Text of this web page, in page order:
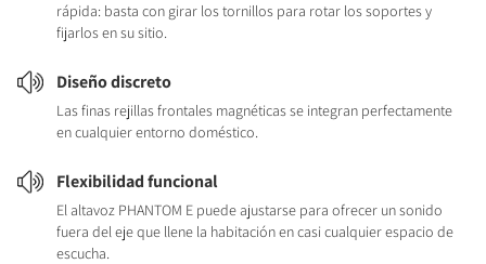
rápida: basta con girar los tornillos para rotar los soportes y
fijarlos en su sitio.
Diseño discreto
Las finas rejillas frontales magnéticas se integran perfectamente
en cualquier entorno doméstico.
Flexibilidad funcional
El altavoz PHANTOM E puede ajustarse para ofrecer un sonido
fuera del eje que llene la habitación en casi cualquier espacio de
escucha.